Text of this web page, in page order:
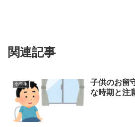
関連記事
小学生
子供のお留
な時期と注